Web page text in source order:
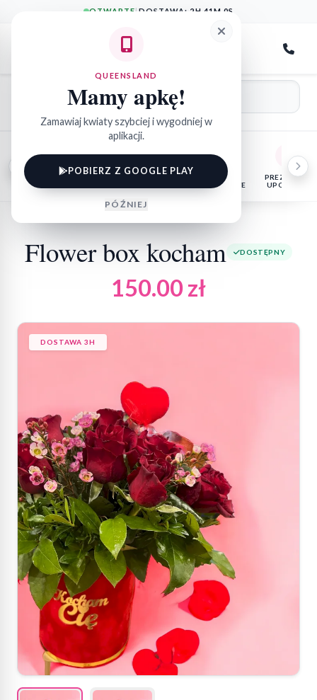
OTWARTE| DOSTAWA: 2H 41M 0S
QueensLand
KWIATY
DONICZKOWE
FLOWER
OKOLICZNOŚCIOWE
PREZENTY I
UPOMINKI
Flower box kocham DOSTĘPNY
150.00zł
DOSTAWA 3H
QUEENSLAND
Mamy apkę!
Zamawiaj kwiaty szybciej i wygodniej w
aplikacji.
POBIERZ Z GOOGLE PLAY
PÓŹNIEJ